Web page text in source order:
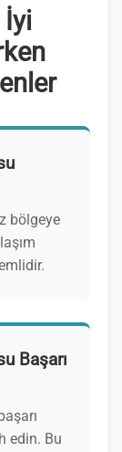
İyi
bölgeye
Başarı
edin. Bu